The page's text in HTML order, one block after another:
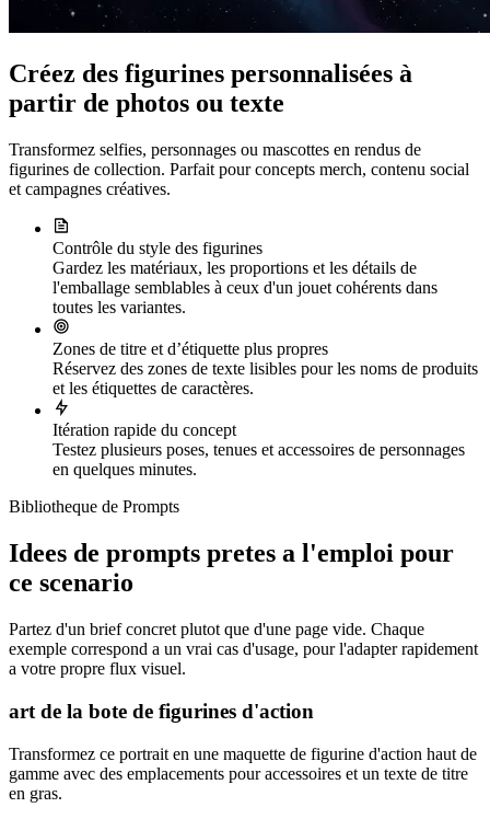
Créez des figurines personnalisées à
partir de photos ou texte
Transformez selfies, personnages ou mascottes en rendus de
figurines de collection. Parfait pour concepts merch, contenu social
et campagnes créatives.
Contrôle du style des figurines
Gardez les matériaux, les proportions et les détails de
l'emballage semblables à ceux d'un jouet cohérents dans
toutes les variantes.
Zones de titre et d’étiquette plus propres
Réservez des zones de texte lisibles pour les noms de produits
et les étiquettes de caractères.
Itération rapide du concept
Testez plusieurs poses, tenues et accessoires de personnages
en quelques minutes.
Bibliotheque de Prompts
Idees de prompts pretes a l'emploi pour
ce scenario
Partez d'un brief concret plutot que d'une page vide. Chaque
exemple correspond a un vrai cas d'usage, pour l'adapter rapidement
a votre propre flux visuel.
art de la bote de figurines d'action
Transformez ce portrait en une maquette de figurine d'action haut de
gamme avec des emplacements pour accessoires et un texte de titre
en gras.